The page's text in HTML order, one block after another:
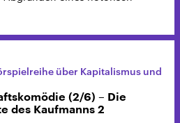
über Kapitalismus und
(2/6) – Die
des Kaufmanns 2